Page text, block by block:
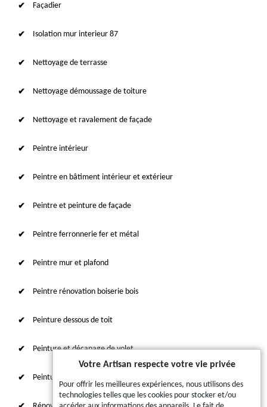
Façadier
Isolation mur interieur 87
Nettoyage de terrasse
Nettoyage démoussage de toiture
Nettoyage et ravalement de façade
Peintre intérieur
Peintre en bâtiment intérieur et extérieur
Peintre et peinture de façade
Peintre ferronnerie fer et métal
Peintre mur et plafond
Peintre rénovation boiserie bois
Peinture dessous de toit
Peinture et décapage de volet
Peinture sur tuile et toiture
Votre Artisan respecte votre vie privée
Pour offrir les meilleures expériences, nous utilisons des
technologies telles que les cookies pour stocker et/ou